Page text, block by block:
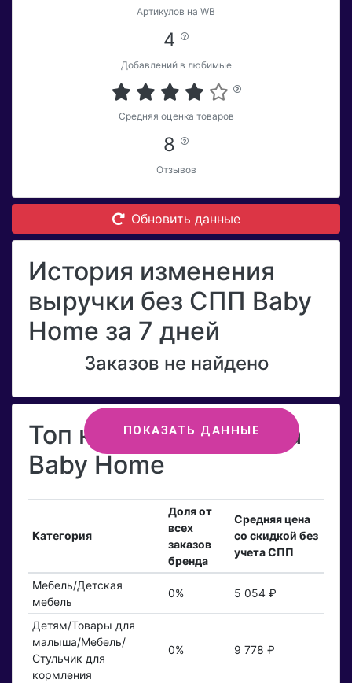
Артикулов на WB
4
Добавлений в любимые
Средняя оценка товаров
8
Отзывов
Обновить данные
История изменения
выручки без СПП Baby
Home за 7 дней
ПОКАЗАТЬ ДАННЫЕ
Заказов не найдено
Топ категорий бренда
Baby Home
Категория
Доля от
всех
заказов
бренда
Средняя цена
со скидкой без
учета СПП
Мебель/Детская
мебель
0% 5 054 ₽
Детям/Товары для
малыша/Мебель/
Стульчик для
кормления
0% 9 778 ₽